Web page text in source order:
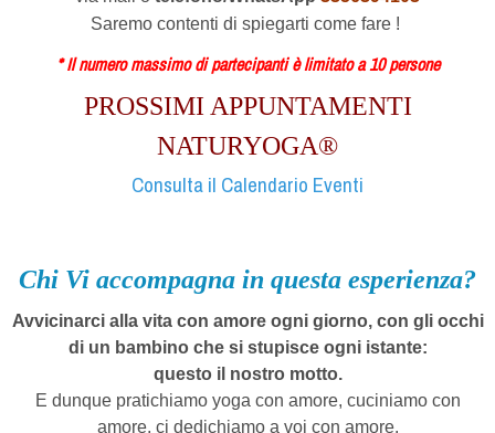
Saremo contenti di spiegarti come fare !
* Il numero massimo di partecipanti è limitato a 10 persone
PROSSIMI APPUNTAMENTI
NATURYOGA®
Consulta il Calendario Eventi
Chi Vi accompagna in questa esperienza?
Avvicinarci alla vita con amore ogni giorno, con gli occhi
di un bambino che si stupisce ogni istante:
questo il nostro motto.
E dunque pratichiamo yoga con amore, cuciniamo con
amore, ci dedichiamo a voi con amore.